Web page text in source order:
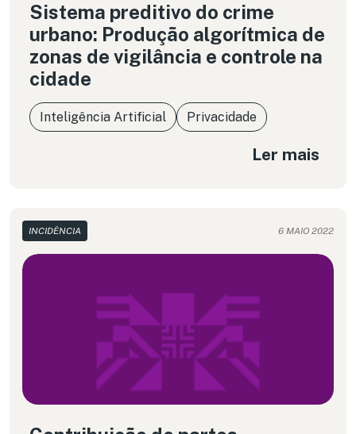
Sistema preditivo do crime
urbano: Produção algorítmica de
zonas de vigilância e controle na
cidade
Inteligência Artificial Privacidade
Ler mais
INCIDÊNCIA 6 MAIO 2022